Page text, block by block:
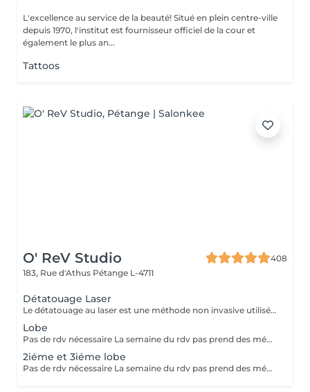
L'excellence au service de la beauté! Situé en plein centre-ville
depuis 1970, l'institut est fournisseur officiel de la cour et
également le plus an...
Tattoos
O' ReV Studio
408
183, Rue d'Athus Pétange L-4711
Détatouage Laser
Le détatouage au laser est une méthode non invasive utilisée pour enlever un tatouage de la peau en utilisant un laser. Ce processus est très populaire, car il permet de supprimer les tatouages de manière efficace tout en minimisant les risques de cicatrices. Le principe repose sur l'utilisation d e faisceaux lumineux qui fragmentent les pigments du tatouage.
Lobe
Pas de rdv nécessaire La semaine du rdv pas prend des médicaments, des anti-inflamatoires, des antibiotiques et de cortisone.
2iéme et 3iéme lobe
Pas de rdv nécessaire La semaine du rdv pas prend des médicaments, des anti-inflamatoires, des antibiotiques et de cortisone.